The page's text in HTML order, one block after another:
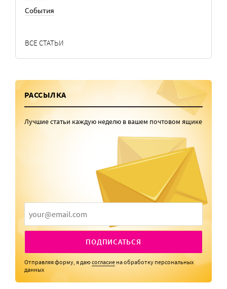
События
ВСЕ СТАТЬИ
РАССЫЛКА
Лучшие статьи каждую неделю в вашем почтовом ящике
ПОДПИСАТЬСЯ
Отправляя форму, я даюсогласие на обработку персональных
данных